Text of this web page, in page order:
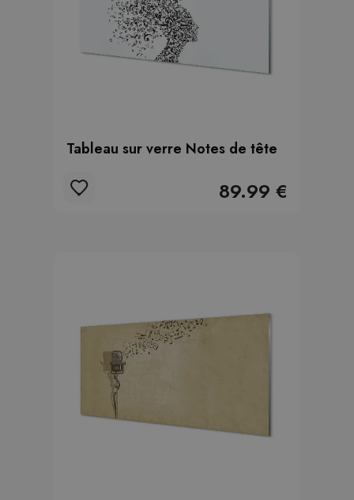
Tableau sur verre Notes de tête
89.99 €